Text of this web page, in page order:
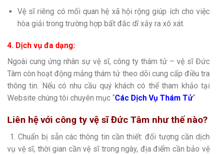
Vệ sĩ riêng có mối quan hệ xã hội rộng giúp ích cho việc
hòa giải trong trường hợp bất đắc dĩ xảy ra xô xát.
4. Dịch vụ đa dạng:
Ngoài cung ứng nhân sự vệ sĩ, công ty thám tử – vệ sĩ Đức
Tâm còn hoạt động mảng thám tử theo dõi cung cấp điều tra
thông tin. Nếu có nhu cầu quý khách có thể tham khảo tại
Website chúng tôi chuyên mục “Các Dịch Vụ Thám Tử“
Liên hệ với công ty vệ sĩĐức Tâm như thế nào?
1. Chuẩn bị sẵn các thông tin cần thiết: đối tượng cần dịch
vụ vệ sĩ, thời gian cần vệ sĩ trong ngày, địa điểm cần bảo vệ